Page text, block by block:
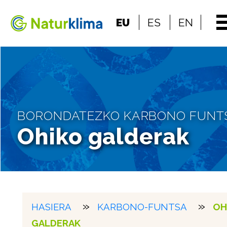
Edukietara jo
EU ES EN
BORONDATEZKO KARBONO
Ohiko galderak
HASIERA KARBONO-FUNTSA
GALDERAK